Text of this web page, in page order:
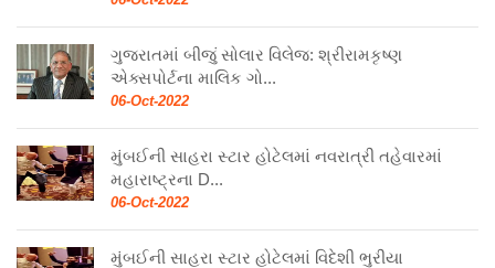
ગુજરાતમાં બીજું સોલાર વિલેજ: શ્રીરામકૃષ્ણ
એક્સપોર્ટના માલિક ગો...
06-Oct-2022
મુંબઈની સાહરા સ્ટાર હોટેલમાં નવરાત્રી તહેવારમાં
મહારાષ્ટ્રના D...
06-Oct-2022
મુંબઈની સાહરા સ્ટાર હોટેલમાં વિદેશી ભુરીયા